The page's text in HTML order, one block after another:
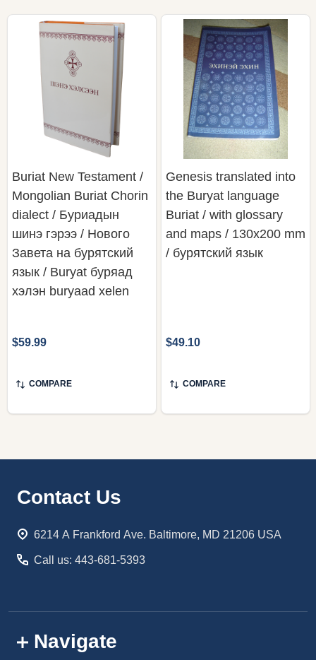
Buriat New Testament /
Mongolian Buriat Chorin
dialect / Буриадын
шинэ гэрээ / Нового
Завета на бурятский
язык / Buryat буряад
хэлэн buryaad xelen
$59.99
COMPARE
Genesis translated into
the Buryat language
Buriat / with glossary
and maps / 130x200 mm
/ бурятский язык
$49.10
COMPARE
Footer
Contact Us
6214 A Frankford Ave. Baltimore, MD 21206 USA
Call us: 443-681-5393
Navigate